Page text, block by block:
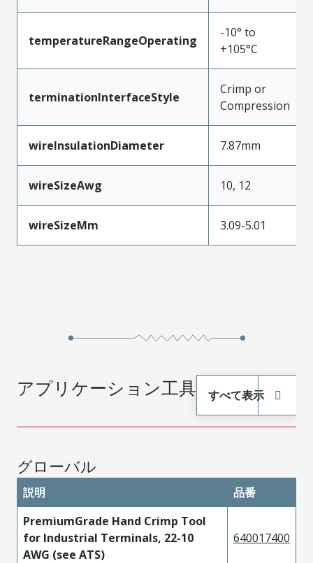
temperatureRangeOperating
-10° to
+105°C
terminationInterfaceStyle
Crimp or
Compression
wireInsulationDiameter 7.87mm
wireSizeAwg 10, 12
wireSizeMm 3.09-5.01
アプリケーション工具 すべて表示
グローバル
説明
品番
PremiumGrade Hand Crimp Tool
for Industrial Terminals, 22-10
AWG (see ATS)
640017400